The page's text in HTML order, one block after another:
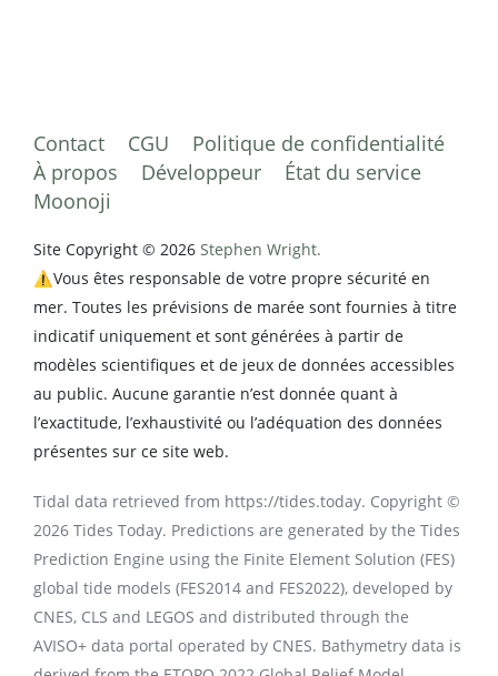
Contact CGU
Politique de confidentialité
À propos
Développeur
État du service
Moonoji
Site Copyright © 2026 Stephen Wright.
⚠️Vous êtes responsable de votre propre sécurité en
mer. Toutes les prévisions de marée sont fournies à titre
indicatif uniquement et sont générées à partir de
modèles scientifiques et de jeux de données accessibles
au public. Aucune garantie n’est donnée quant à
l’exactitude, l’exhaustivité ou l’adéquation des données
présentes sur ce site web.
Tidal data retrieved from https://tides.today. Copyright ©
2026 Tides Today. Predictions are generated by the Tides
Prediction Engine using the Finite Element Solution (FES)
global tide models (FES2014 and FES2022), developed by
CNES, CLS and LEGOS and distributed through the
AVISO+ data portal operated by CNES. Bathymetry data is